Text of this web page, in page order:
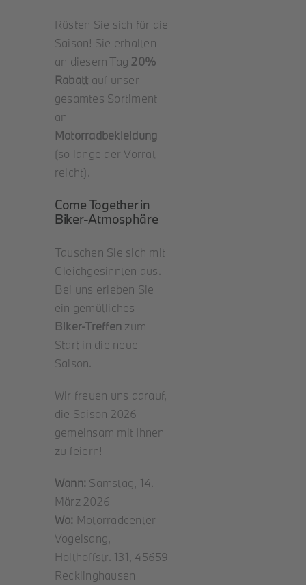
Rüsten Sie sich für die
Saison! Sie erhalten
an diesem Tag 20%
Rabatt auf unser
gesamtes Sortiment
an
Motorradbekleidung
(so lange der Vorrat
reicht).
Come Together in
Biker-Atmosphäre
Tauschen Sie sich mit
Gleichgesinnten aus.
Bei uns erleben Sie
ein gemütliches
Biker-Treffen zum
Start in die neue
Saison.
Wir freuen uns darauf,
die Saison 2026
gemeinsam mit Ihnen
zu feiern!
Wann: Samstag, 14.
März 2026
Wo: Motorradcenter
Vogelsang,
Holthoffstr. 131, 45659
Recklinghausen